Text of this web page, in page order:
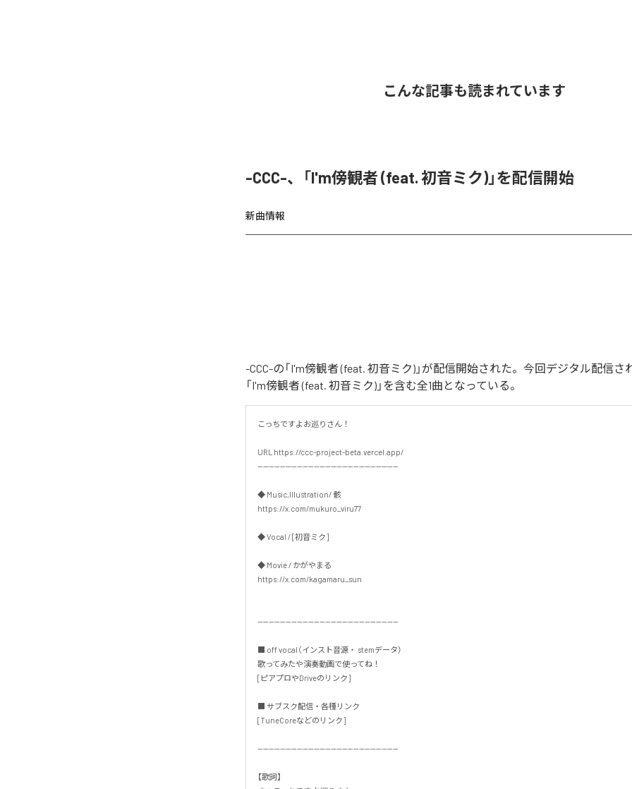
こんな記事も読まれています
-CCC-、「I'm傍観者 (feat. 初音ミク)」を配信開始
新曲情報
-CCC-の「I'm傍観者 (feat. 初音ミク)」が配信開始された。今回デジタル配信さ
「I'm傍観者 (feat. 初音ミク)」を含む全1曲となっている。
こっちですよお巡りさん！
URL https://ccc-project-beta.vercel.app/
--------------------------------------------------
◆ Music,Illustration/ 骸
https://x.com/mukuro_viru77
◆ Vocal / [初音ミク]
◆ Movie / かがやまる
https://x.com/kagamaru_sun
--------------------------------------------------
■ off vocal（インスト音源・ stemデータ）
歌ってみたや演奏動画で使ってね！
[ピアプロやDriveのリンク]
■ サブスク配信・各種リンク
[TuneCoreなどのリンク]
--------------------------------------------------
【歌詞】